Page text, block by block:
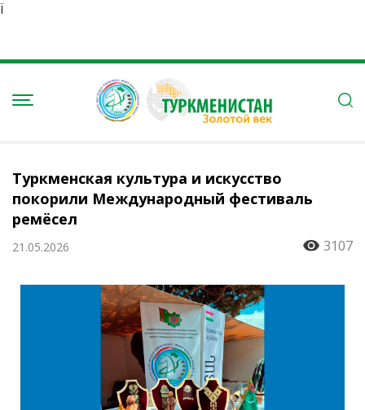
Ï
Туркменская культура и искусство
покорили Международный фестиваль
ремёсел
21.05.2026 3107